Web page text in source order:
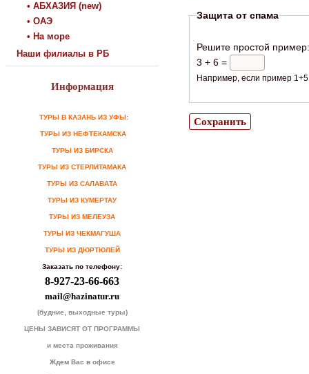
• АБХАЗИЯ (new)
• ОАЭ
• На море
Наши филиалы в РБ
Информация
ТУРЫ В КАЗАНЬ ИЗ УФЫ:
ТУРЫ ИЗ НЕФТЕКАМСКА
ТУРЫ ИЗ БИРСКА
ТУРЫ ИЗ СТЕРЛИТАМАКА
ТУРЫ ИЗ САЛАВАТА
ТУРЫ ИЗ КУМЕРТАУ
ТУРЫ ИЗ МЕЛЕУЗА
ТУРЫ ИЗ ЧЕКМАГУША
ТУРЫ ИЗ ДЮРТЮЛЕЙ
Заказать по телефону:
8-927-23-66-663
mail@hazinatur.ru
(будние, выходные туры)
ЦЕНЫ ЗАВИСЯТ ОТ ПРОГРАММЫ
и места проживания
Ждем Вас в офисе
Защита от спама
Решите простой
3 + 6 =
Например, если пример